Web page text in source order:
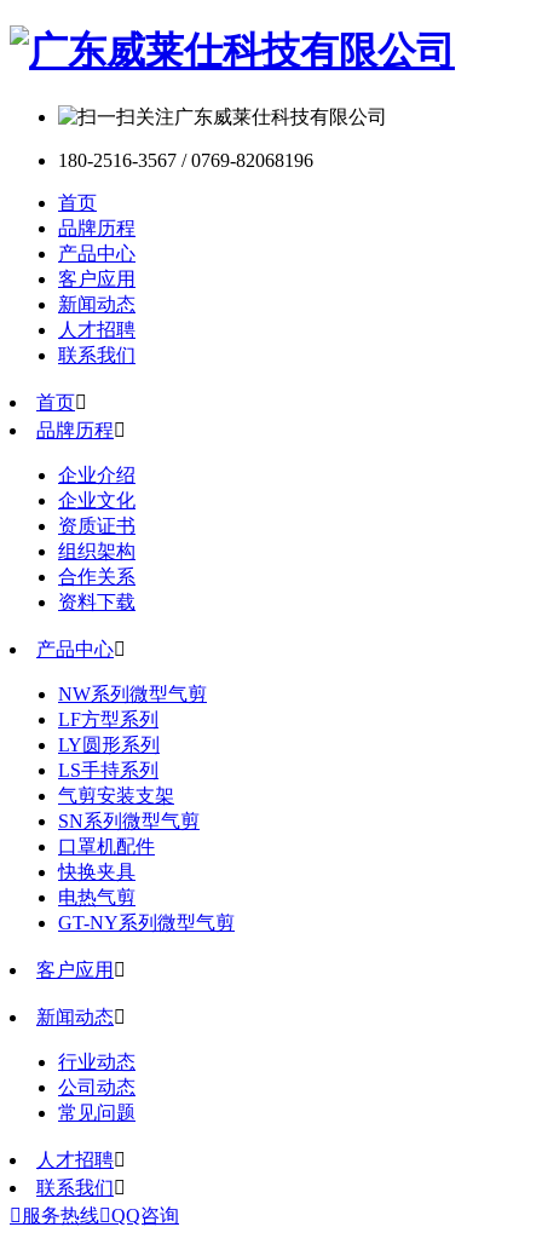
180-2516-3567 / 0769-82068196
首页
品牌历程
产品中心
客户应用
新闻动态
人才招聘
联系我们
首页
品牌历程
企业介绍
企业文化
资质证书
组织架构
合作关系
资料下载
产品中心
NW系列微型气剪
LF方型系列
LY圆形系列
LS手持系列
气剪安装支架
SN系列微型气剪
口罩机配件
快换夹具
电热气剪
GT-NY系列微型气剪
客户应用 
新闻动态
行业动态
公司动态
常见问题
人才招聘
联系我们
 服务热线QQ咨询